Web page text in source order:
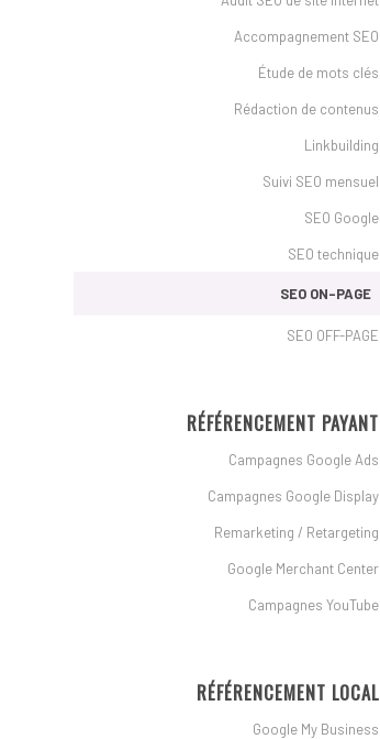
Accompagnement SEO
Étude de mots clés
Rédaction de contenus
Linkbuilding
Suivi SEO mensuel
SEO Google
SEO technique
SEO ON-PAGE
SEO OFF-PAGE
RÉFÉRENCEMENT PAYANT
Campagnes Google Ads
Campagnes Google Display
Remarketing / Retargeting
Google Merchant Center
Campagnes YouTube
RÉFÉRENCEMENT LOCAL
Google My Business